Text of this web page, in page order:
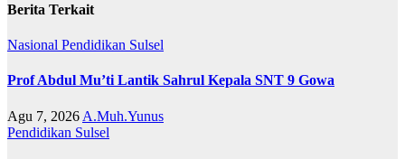
Berita Terkait
Nasional Pendidikan Sulsel
Prof Abdul Mu’ti Lantik Sahrul Kepala SNT 9 Gowa
Agu 7, 2026 A.Muh.Yunus
Pendidikan Sulsel